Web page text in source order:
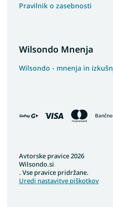
Pravilnik o zasebnosti
Wilsondo Mnenja
Wilsondo - mnenja in
Avtorske pravice 2026
Wilsondo.si
. Vse pravice pridržane.
Uredi nastavitve piškotkov